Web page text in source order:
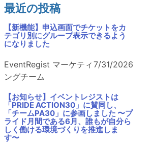
最近の投稿
【新機能】申込画面でチケットをカ
テゴリ別にグループ表示できるよう
になりました
EventRegist マーケティ
ングチーム
7/31/2026
【お知らせ】イベントレジストは
「PRIDE ACTION30」に賛同し、
「チームPA30」に参画しました 〜プ
ライド月間である6月、誰もが自分ら
しく働ける環境づくりを推進しま
す〜